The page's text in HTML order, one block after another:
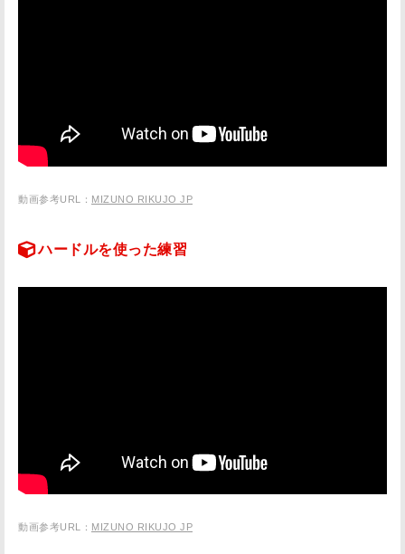
動画参考URL： MIZUNO RIKUJO JP
ハードルを使った練習
動画参考URL： MIZUNO RIKUJO JP